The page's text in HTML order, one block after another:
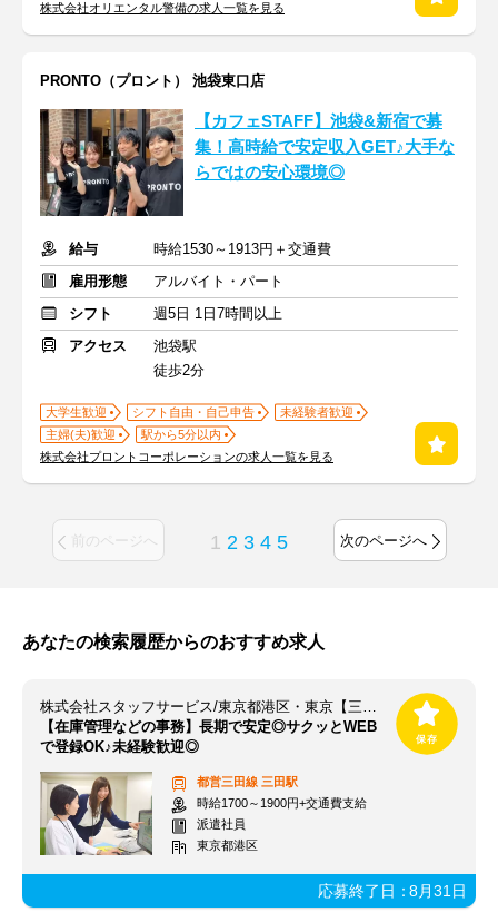
株式会社オリエンタル警備の求人一覧を見る
PRONTO（プロント） 池袋東口店
【カフェSTAFF】池袋&新宿で募
集！高時給で安定収入GET♪大手な
らではの安心環境◎
給与
時給1530～1913円＋交通費
雇用形態
アルバイト・パート
シフト
週5日 1日7時間以上
アクセス
池袋駅
徒歩2分
大学生歓迎 シフト自由・自己申告
未経験者歓迎
主婦(夫)歓迎
駅から5分以内
株式会社プロントコーポレーションの求人一覧を見る
前のページへ 1 2 3 4 5 次のページへ
あなたの検索履歴からのおすすめ求人
株式会社スタッフサービス/東京都港区・東京【三田駅】
【在庫管理などの事務】長期で安定◎サクッとWEB
で登録OK♪未経験歓迎◎
都営三田線 三田駅
時給1700～1900円+交通費支給
派遣社員
東京都港区
応募終了日：8月31日